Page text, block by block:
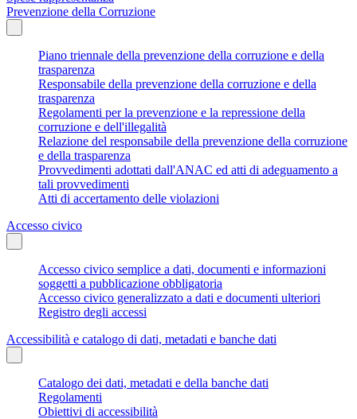
Prevenzione della Corruzione
Piano triennale della prevenzione della corruzione e della
trasparenza
Responsabile della prevenzione della corruzione e della
trasparenza
Regolamenti per la prevenzione e la repressione della
corruzione e dell'illegalità
Relazione del responsabile della prevenzione della corruzione
e della trasparenza
Provvedimenti adottati dall'ANAC ed atti di adeguamento a
tali provvedimenti
Atti di accertamento delle violazioni
Accesso civico
Accesso civico semplice a dati, documenti e informazioni
soggetti a pubblicazione obbligatoria
Accesso civico generalizzato a dati e documenti ulteriori
Registro degli accessi
Accessibilità e catalogo di dati, metadati e banche dati
Catalogo dei dati, metadati e della banche dati
Regolamenti
Obiettivi di accessibilità